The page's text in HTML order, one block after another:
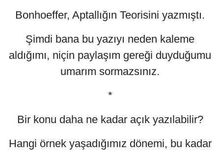
Bonhoeffer, Aptallığın Teorisini yazmıştı.
Şimdi bana bu yazıyı neden kaleme
aldığımı, niçin paylaşım gereği duyduğumu
umarım sormazsınız.
*
Bir konu daha ne kadar açık yazılabilir?
Hangi örnek yaşadığımız dönemi, bu kadar